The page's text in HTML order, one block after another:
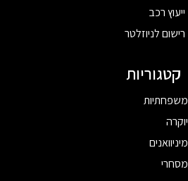
ייעוץ רכב
רישום לניוזלטר
קטגוריות
משפחתיות
יוקרה
מיניוואנים
מסחרי